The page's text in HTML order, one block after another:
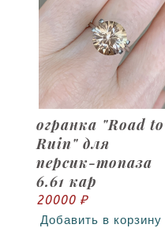
огранка "Road to
Ruin" для
персик-топаза
6.61 кар
20000 ₽
Добавить в корзину